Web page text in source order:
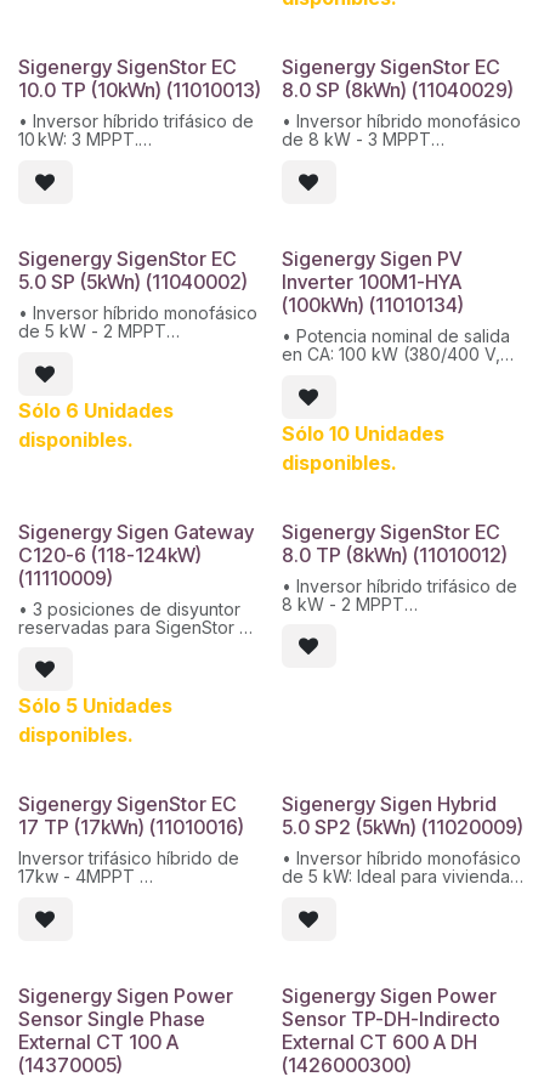
Sigenergy SigenStor EC
10.0 TP (10kWn) (11010013)
• Inversor híbrido trifásico de
10 kW: 3 MPPT.
1100 V.
• Máx. tensión nominal de
• Protección: IP66, resistente
a polvo y agua.
Sigenergy SigenStor EC
8.0 SP (8kWn) (11040029)
• Inversor híbrido monofásico
de 8 kW - 3 MPPT
600 V
• Máx. tensión nominal de
• Protección: IP66
Sigenergy SigenStor EC
5.0 SP (5kWn) (11040002)
• Inversor híbrido monofásico
de 5 kW - 2 MPPT
1100 V
• Máx. tensión nominal de
entrada: 600 V
• Eficiencia máxima: 98 %
• Protección: IP66
Sólo 6 Unidades
disponibles.
Sigenergy Sigen PV
Inverter 100M1-HYA
(100kWn) (11010134)
• Potencia nominal de salida
en CA: 100 kW (380/400 V,
• Número de MPPT: 8
entradas independientes
• Rango de voltaje de
entrada en MPPT: 160–1000 V
• Eficiencia máxima: 98,3%
Sólo 10 Unidades
disponibles.
Sigenergy Sigen Gateway
C120-6 (118-124kW)
(11110009)
• 3 posiciones de disyuntor
reservadas para SigenStor u
• Cambio de 0 ms al modo de
respaldo, uso de energía sin
preocupaciones
• Protección de flujo de
potencia inversa de 350 ms
PV+ESS/red/generador
Sólo 5 Unidades
disponibles.
Sigenergy SigenStor EC
8.0 TP (8kWn) (11010012)
• Inversor híbrido trifásico de
8 kW - 2 MPPT
1100 V
• Máx. tensión nominal de
Sigenergy SigenStor EC
17 TP (17kWn) (11010016)
Inversor trifásico híbrido de
17kw - 4MPPT
Máx. voltaje de entrada:
1100V
Máx. intensidad por MPPT:
16A
Eficiencia máxima:98.4%
Protección: IP66
Garantía 10 años
Sigenergy Sigen Hybrid
5.0 SP2 (5kWn) (11020009)
• Inversor híbrido monofásico
de 5 kW: Ideal para viviendas
autónomos
• Integración total: Compatible
• Respaldo automático:
Cambio instantáneo (0 ms) al
modo de respaldo para
cargas críticas
• Diseño robusto: Carcasa
metálica, sin ventiladores,
Sigenergy Sigen Power
Sensor Single Phase
External CT 100 A
(14370005)
Sigenergy Sigen Power
Sensor TP-DH-Indirecto
External CT 600 A DH
(1426000300)